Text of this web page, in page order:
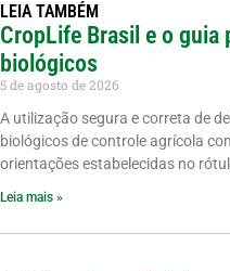
LEIA TAMBÉM
CropLife Brasil e o
biológicos
5 de agosto de 2026
A utilização segura e correta de
biológicos de controle agrícola
orientações estabelecidas no
Leia mais »